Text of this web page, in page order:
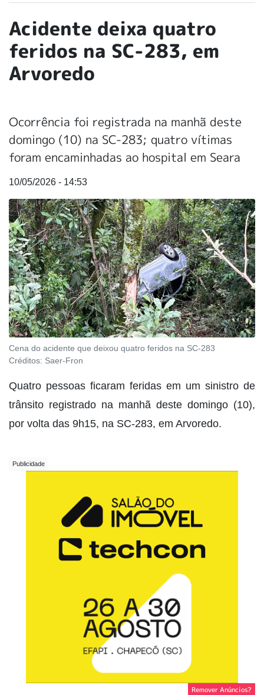
Acidente deixa quatro
feridos na SC-283, em
Arvoredo
Ocorrência foi registrada na manhã deste
domingo (10) na SC-283; quatro vítimas
foram encaminhadas ao hospital em Seara
10/05/2026 - 14:53
Cena do acidente que deixou quatro feridos na SC-283
Créditos: Saer-Fron
Quatro pessoas ficaram feridas em um sinistro de
trânsito registrado na manhã deste domingo (10),
por volta das 9h15, na SC-283, em Arvoredo.
Remover Anúncios?